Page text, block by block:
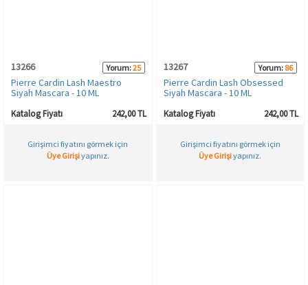
13266 Yorum:25
Pierre Cardin Lash Maestro
Siyah Mascara - 10 ML
Katalog Fiyatı 242,00 TL
Girişimci fiyatını görmek için
Üye Girişiyapınız.
13267 Yorum: 86
Pierre Cardin Lash Obsessed
Siyah Mascara - 10 ML
Katalog Fiyatı 242,00 TL
Girişimci fiyatını görmek için
Üye Girişiyapınız.